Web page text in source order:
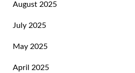
August 2025
July 2025
May 2025
April 2025